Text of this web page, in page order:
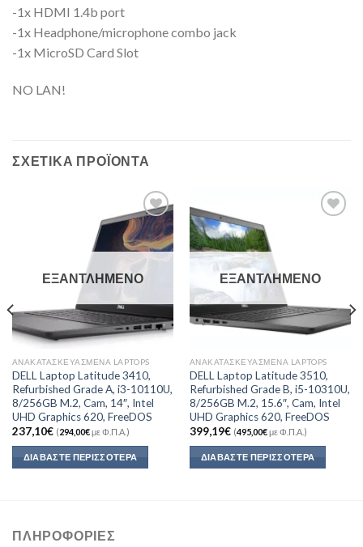
-1x HDMI 1.4b port
-1x Headphone/microphone combo jack
-1x MicroSD Card Slot
NO LAN!
ΣΧΕΤΙΚΆ ΠΡΟΪΌΝΤΑ
ΕΞΑΝΤΛΗΜΈΝΟ
ΑΝΑΚΑΤΑΣΚΕΥΑΣΜΈΝΑ LAPTOPS
DELL Laptop Latitude 3410,
Refurbished Grade A, i3-10110U,
8/256GB M.2, Cam, 14″, Intel
UHD Graphics 620, FreeDOS
237,10€ (294,00€με Φ.Π.Α.)
ΔΙΑΒΆΣΤΕ ΠΕΡΙΣΣΌΤΕΡΑ
ΕΞΑΝΤΛΗΜΈΝΟ
ΑΝΑΚΑΤΑΣΚΕΥΑΣΜΈΝΑ LAPTOPS
DELL Laptop Latitude 3510,
Refurbished Grade B, i5-10310U,
8/256GB M.2, 15.6″, Cam, Intel
UHD Graphics 620, FreeDOS
399,19€ (495,00€με Φ.Π.Α.)
ΔΙΑΒΆΣΤΕ ΠΕΡΙΣΣΌΤΕΡΑ
ΠΛΗΡΟΦΟΡΊΕΣ